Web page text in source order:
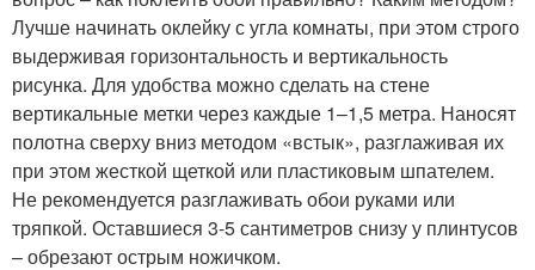
Лучше начинать оклейку с угла комнаты, при этом строго
выдерживая горизонтальность и вертикальность
рисунка. Для удобства можно сделать на стене
вертикальные метки через каждые 1–1,5 метра. Наносят
полотна сверху вниз методом «встык», разглаживая их
при этом жесткой щеткой или пластиковым шпателем.
Не рекомендуется разглаживать обои руками или
тряпкой. Оставшиеся 3-5 сантиметров снизу у плинтусов
– обрезают острым ножичком.